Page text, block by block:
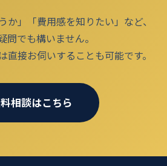
か」「費用感を知りたい」など、
問でも構いません。
直接お伺いすることも可能です。
相談はこちら